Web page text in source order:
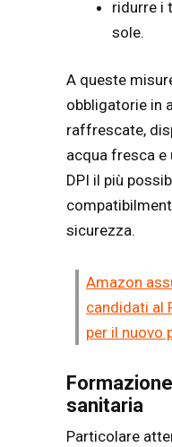
ridurre i
sole.
A queste
obbligatorie in
raffrescate,
acqua fresca
DPI il più
sicurezza.
Amazon
candidati al
per il nuovo
sanitaria
Particolare